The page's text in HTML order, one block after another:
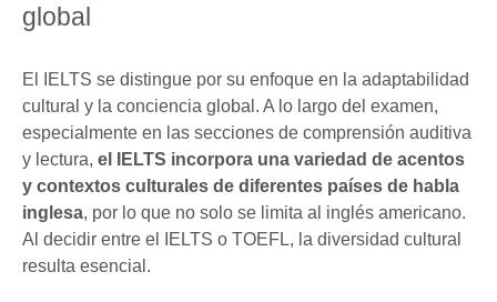
global
El IELTS se distingue por su enfoque en la adaptabilidad
cultural y la conciencia global. A lo largo del examen,
especialmente en las secciones de comprensión auditiva
y lectura, el IELTS incorpora una variedad de acentos
y contextos culturales de diferentes países de habla
inglesa, por lo que no solo se limita al inglés americano.
Al decidir entre el IELTS o TOEFL, la diversidad cultural
resulta esencial.